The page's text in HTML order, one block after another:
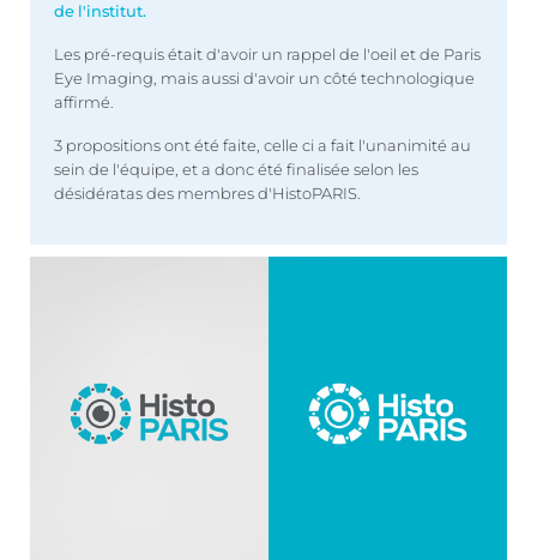
de l'institut.
Les pré-requis était d'avoir un rappel de l'oeil et de Paris
Eye Imaging, mais aussi d'avoir un côté technologique
affirmé.
3 propositions ont été faite, celle ci a fait l'unanimité au
sein de l'équipe, et a donc été finalisée selon les
désidératas des membres d'HistoPARIS.